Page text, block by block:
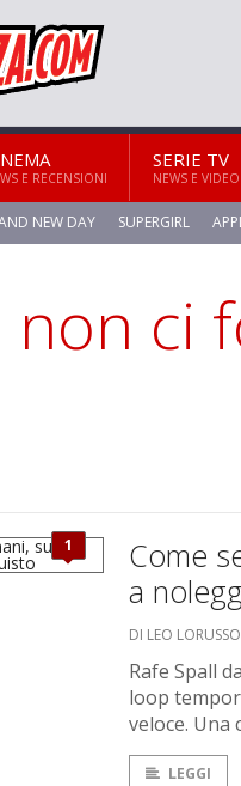
E RECENSIONI
SERIE TV
NEWS E VIDEO
NEW DAY SUPERGIRL
non ci
1
Come
a
DI LEO LORUSSO
Rafe Spall da
loop
veloce. Una
LEGGI